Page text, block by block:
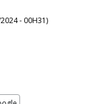
- 00H31)